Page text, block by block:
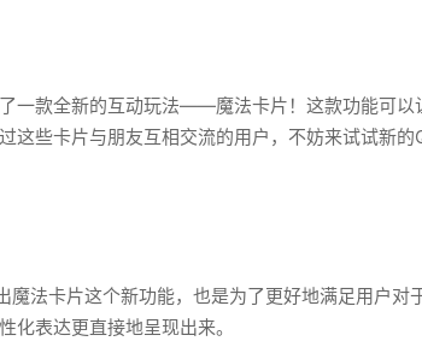
一款全新的互动玩法——魔法卡片！这款功能可
这些卡片与朋友互相交流的用户，不妨来试试新的
魔法卡片这个新功能，也是为了更好地满足用户
化表达更直接地呈现出来。